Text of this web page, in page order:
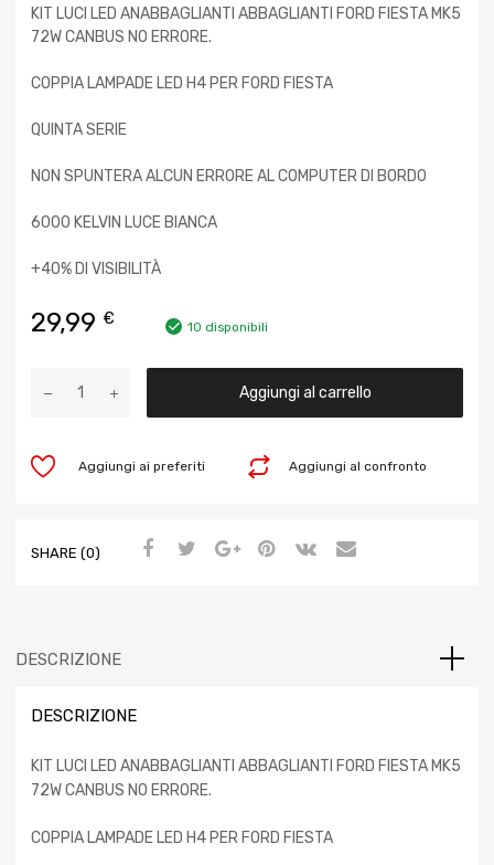
KIT LUCI LED ANABBAGLIANTI ABBAGLIANTI FORD FIESTA MK5
72W CANBUS NO ERRORE.
COPPIA LAMPADE LED H4 PER FORD FIESTA
QUINTA SERIE
NON SPUNTERA ALCUN ERRORE AL COMPUTER DI BORDO
6000 KELVIN LUCE BIANCA
+40% DI VISIBILITÀ
29,99 € 10 disponibili
Aggiungi al carrello
Aggiungi al confronto
Aggiungi ai preferiti
SHARE (0)
DESCRIZIONE
DESCRIZIONE
KIT LUCI LED ANABBAGLIANTI ABBAGLIANTI FORD FIESTA MK5
72W CANBUS NO ERRORE.
COPPIA LAMPADE LED H4 PER FORD FIESTA